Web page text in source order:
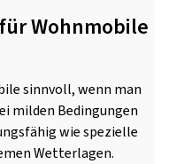
Wohnmobile
sinnvoll, wenn man
milden Bedingungen
wie spezielle
Wetterlagen.